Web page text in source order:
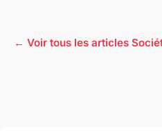
← Voir tous les articles